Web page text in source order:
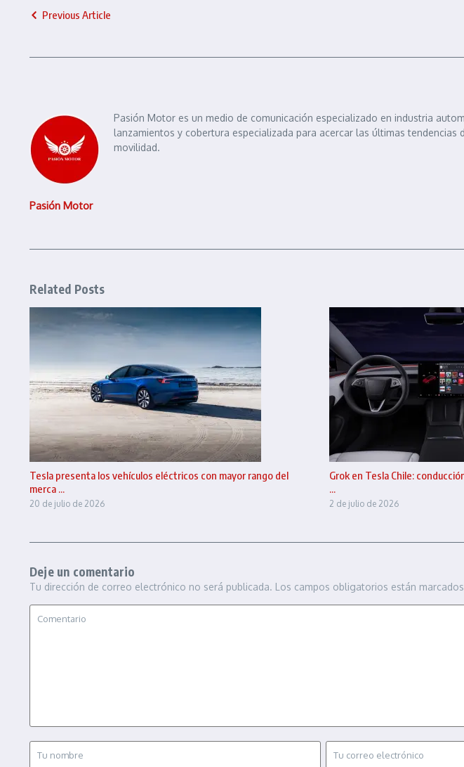
Previous Article
Pasión Motor
Pasión Motor es un medio de comunicación especializado en industria
lanzamientos y cobertura especializada para acercar las últimas
movilidad.
Related Posts
Tesla presenta los vehículos eléctricos con mayor rango del
merca ...
20 de julio de 2026
Grok en Tesla Chile:
...
2 de julio de 2026
Deje un comentario
Tu dirección de correo electrónico no será publicada. Los campos obligatorios están